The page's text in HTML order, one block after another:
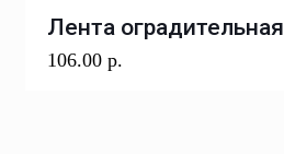
Лента оградительная
106.00р.